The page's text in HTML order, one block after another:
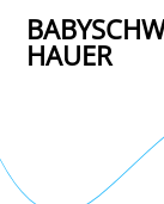
HAUER